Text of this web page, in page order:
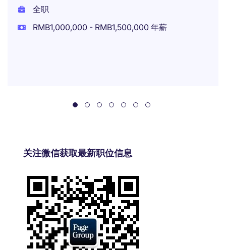
全职
RMB1,000,000 - RMB1,500,000 年薪
关注微信获取最新职位信息